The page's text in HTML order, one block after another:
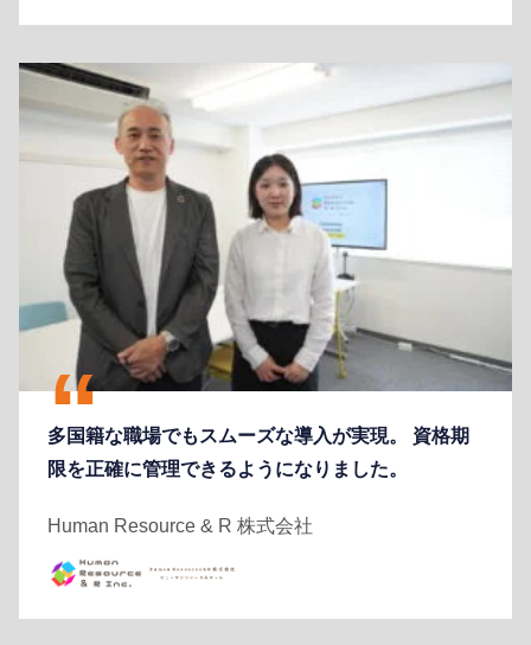
多国籍な職場でもスムーズな導入が実現。 資格期
限を正確に管理できるようになりました。
Human Resource & R 株式会社